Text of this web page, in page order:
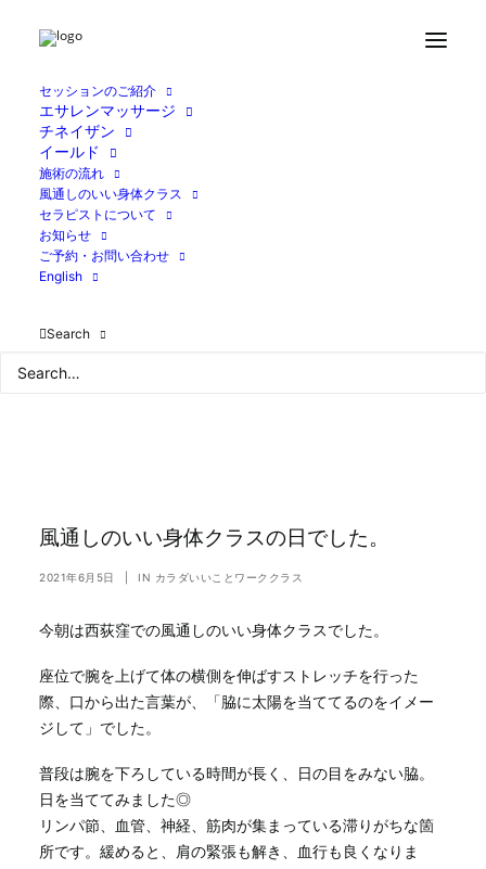
セッションのご紹介
エサレンマッサージ
チネイザン
イールド
施術の流れ
風通しのいい身体クラス
セラピストについて
お知らせ
ご予約・お問い合わせ
English
Search
風通しのいい身体クラスの日でした。
2021年6月5日 IN カラダいいことワーククラス
今朝は西荻窪での風通しのいい身体クラスでした。
座位で腕を上げて体の横側を伸ばすストレッチを行った
際、口から出た言葉が、「脇に太陽を当ててるのをイメー
ジして」でした。
普段は腕を下ろしている時間が長く、日の目をみない脇。
日を当ててみました◎
リンパ節、血管、神経、筋肉が集まっている滞りがちな箇
所です。緩めると、肩の緊張も解き、血行も良くなりま